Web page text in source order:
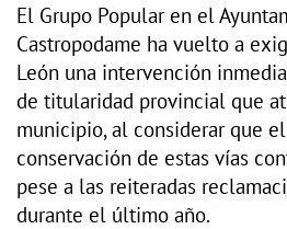
El Grupo Popular en el
Castropodame ha vuelto a
León una intervención
de titularidad provincial que
municipio, al considerar que
conservación de estas vías
pese a las reiteradas
durante el último año.